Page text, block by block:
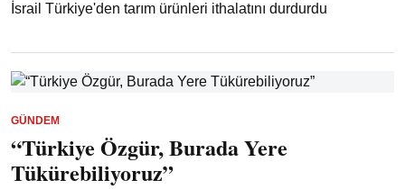
İsrail Türkiye'den tarım ürünleri ithalatını durdurdu
GÜNDEM
“Türkiye Özgür, Burada Yere
Tükürebiliyoruz”